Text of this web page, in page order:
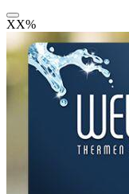
XX%